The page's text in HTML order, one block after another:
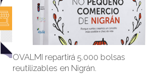
OVALMI repartirá 5.000 bolsas
reutilizables en Nigrán.